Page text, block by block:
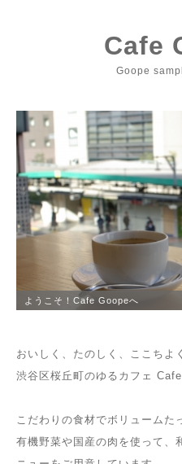
Cafe
Goope
ようこそ！Cafe Goopeへ
おいしく、たのしく、ここちよ
渋谷区桜丘町のゆるカフェ
こだわりの食材でボリュームた
有機野菜や国産の肉を使って、